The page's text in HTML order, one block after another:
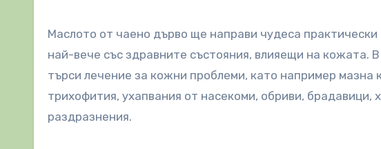
Маслото от чаено дърво ще направи чудеса
най-вече със здравните състояния, влияещи на кожата.
търси лечение за кожни проблеми, като например мазна
трихофития, ухапвания от насекоми, обриви, брадавици,
раздразнения.